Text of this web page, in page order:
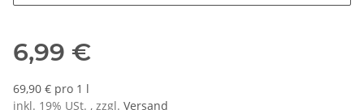
6,99 €
69,90 € pro 1 l
inkl. 19% USt. , zzgl. Versand